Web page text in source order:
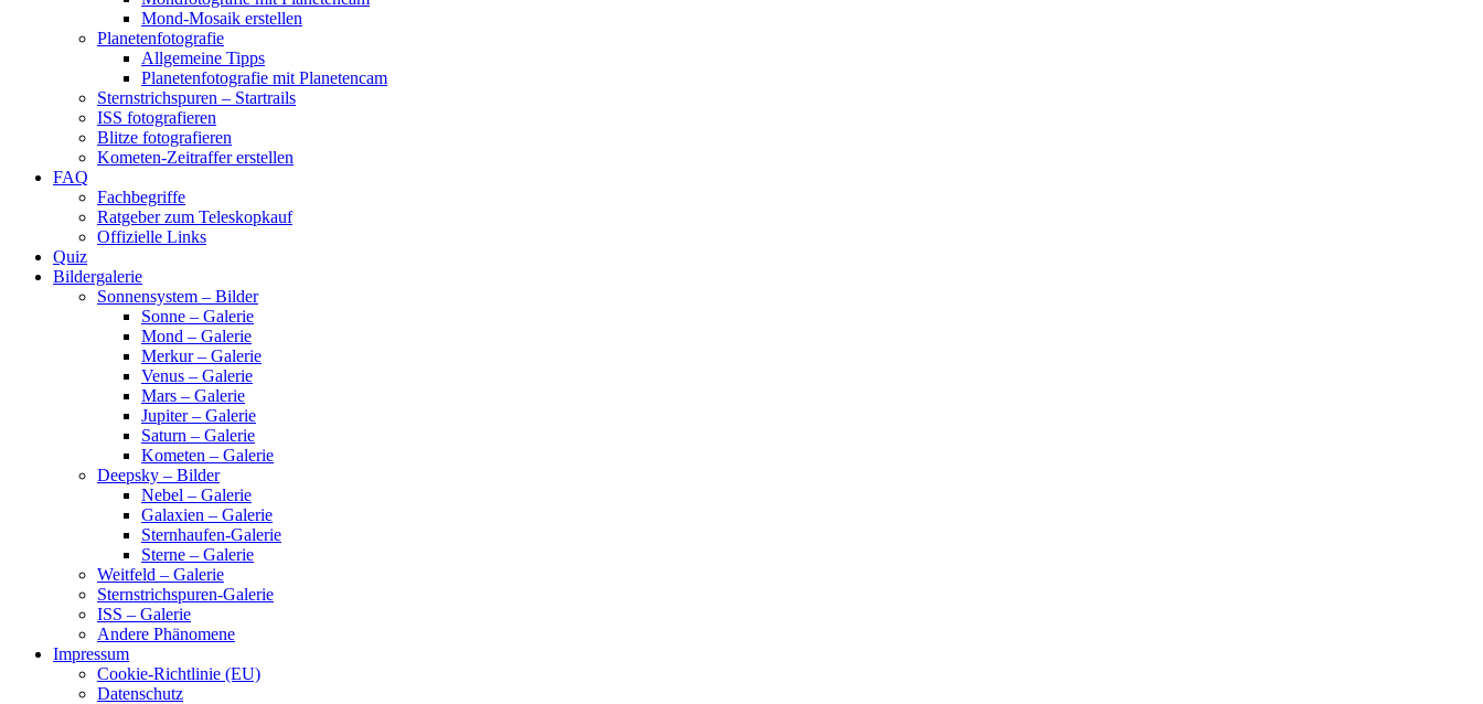
Mond-Mosaik erstellen
Planetenfotografie
Allgemeine Tipps
Planetenfotografie mit Planetencam
Sternstrichspuren – Startrails
ISS fotografieren
Blitze fotografieren
Kometen-Zeitraffer erstellen
FAQ
Fachbegriffe
Ratgeber zum Teleskopkauf
Offizielle Links
Quiz
Bildergalerie
Sonnensystem – Bilder
Sonne – Galerie
Mond – Galerie
Merkur – Galerie
Venus – Galerie
Mars – Galerie
Jupiter – Galerie
Saturn – Galerie
Kometen – Galerie
Deepsky – Bilder
Nebel – Galerie
Galaxien – Galerie
Sternhaufen-Galerie
Sterne – Galerie
Weitfeld – Galerie
Sternstrichspuren-Galerie
ISS – Galerie
Andere Phänomene
Impressum
Cookie-Richtlinie (EU)
Datenschutz